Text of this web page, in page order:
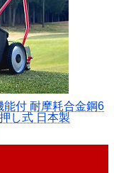
能付 耐摩耗合金鋼6
し式 日本製